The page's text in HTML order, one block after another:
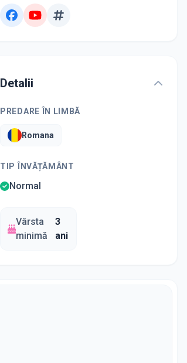
Detalii
PREDARE ÎN LIMBĂ
Romana
TIP ÎNVĂȚĂMÂNT
Normal
Vârsta
minimă
3
ani